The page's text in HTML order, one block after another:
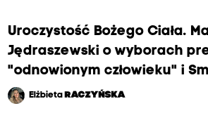
Uroczystość Bożego Ciała.
Jędraszewski o wyborach
"odnowionym człowieku" i
Elżbieta RACZYŃSKA